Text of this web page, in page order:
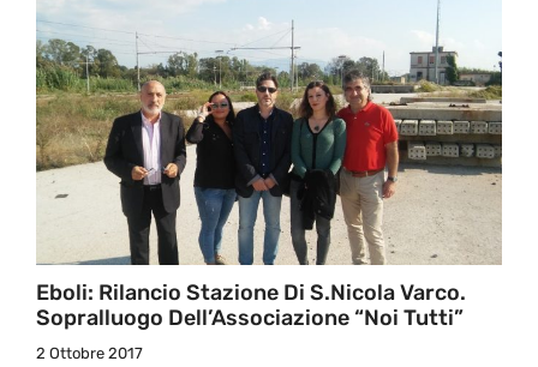
Eboli: Rilancio Stazione Di S.Nicola Varco.
Sopralluogo Dell’Associazione “Noi Tutti”
2 Ottobre 2017